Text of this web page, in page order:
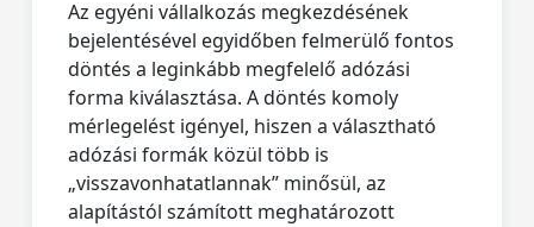
Az egyéni vállalkozás megkezdésének
bejelentésével egyidőben felmerülő fontos
döntés a leginkább megfelelő adózási
forma kiválasztása. A döntés komoly
mérlegelést igényel, hiszen a választható
adózási formák közül több is
„visszavonhatatlannak” minősül, az
alapítástól számított meghatározott